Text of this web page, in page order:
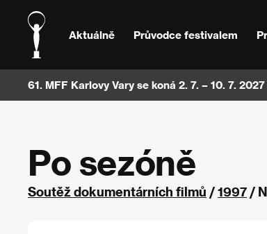
Aktuálně Průvodce festivalem
61. MFF Karlovy Vary se koná 2. 7. – 10. 7. 2027
Po sezóně
Soutěž dokumentárních filmů /1997 /